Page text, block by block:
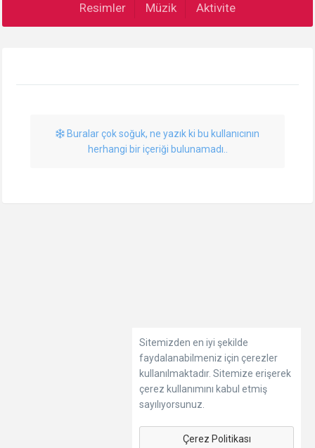
Resimler
Müzik Aktivite
Buralar çok soğuk, ne yazık ki bu kullanıcının
herhangi bir içeriği bulunamadı..
Sitemizden en iyi şekilde
faydalanabilmeniz için çerezler
kullanılmaktadır. Sitemize erişerek
çerez kullanımını kabul etmiş
sayılıyorsunuz.
Çerez Politikası